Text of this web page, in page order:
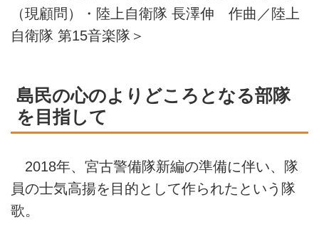
（現顧問）・陸上自衛隊 長澤伸 作曲／陸上
自衛隊 第15音楽隊＞
島民の心のよりどころとなる部隊
を目指して
2018年、宮古警備隊新編の準備に伴い、隊
員の士気高揚を目的として作られたという隊
歌。